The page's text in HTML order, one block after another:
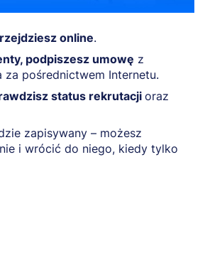
online.
podpiszesz umowę z
za pośrednictwem Internetu.
status rekrutacji oraz
zapisywany – możesz
i wrócić do niego, kiedy tylko